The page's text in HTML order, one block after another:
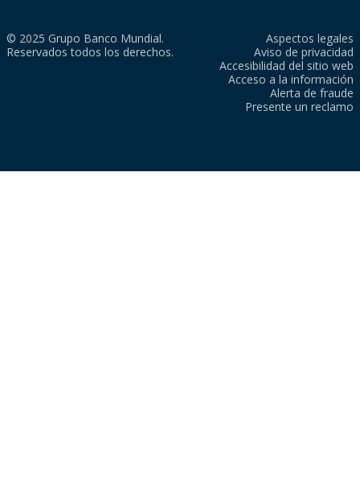
© 2025 Grupo Banco Mundial.
Reservados todos los derechos.
Aspectos legales
Aviso de privacidad
Accesibilidad del sitio web
Acceso a la información
Alerta de fraude
Presente un reclamo